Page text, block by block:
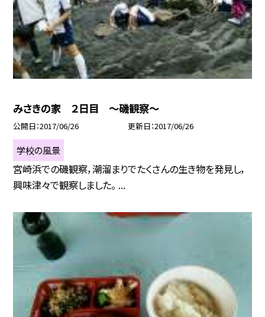
みさきの家 ２日目 〜磯観察〜
公開日 2017/06/26 更新日 2017/06/26
学校の風景
宮崎浜での磯観察，潮溜まりでたくさんの生き物を発見し，
興味津々で観察しました。 ...